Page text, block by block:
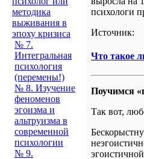
методика
выживания в
эпоху кризиса
№ 7.
Интегральная
психология
(перемены!)
№ 8. Изучение
феноменов
эгоизма и
альтруизма в
современной
психологии
№ 9.
психологи
Источник:
Что такое
Поучимся
Так вот,